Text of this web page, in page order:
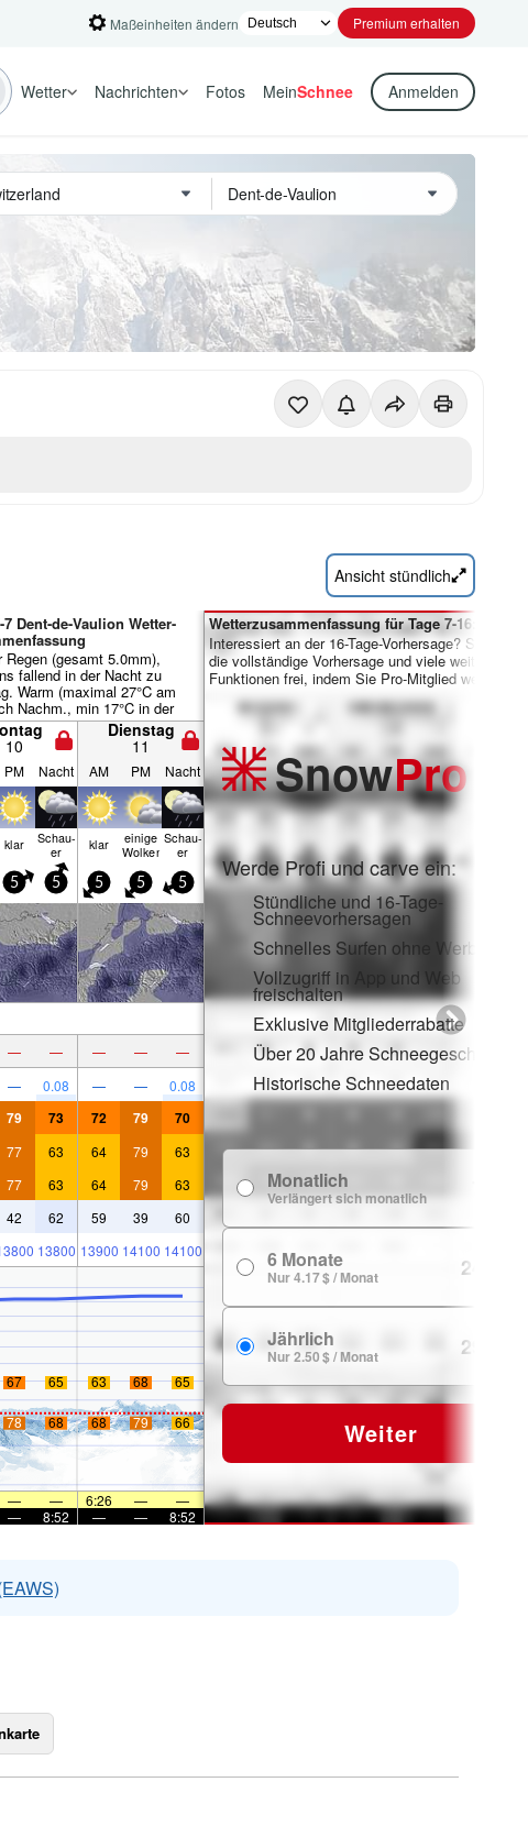
Maßeinheiten ändern Premium erhalten
Wetter Nachrichten Fotos MeinSchnee Anmelden
Ansicht stündlich
7 Dent-de-Vaulion Wetter-
Regen (gesamt 5.0mm),
fallend in der Nacht zu
Warm (maximal 27°C am
Nachm., min 17°C in der
Sonntag). Der Wind bleibt
10
Dienstag
11
PM Nacht AM PM Nacht
klar Schau­
er klar einige
Wolken
Schau­
er
5 5 5 5 5
— — — — —
— 0.08 — — 0.08
79 73 72 79 70
77 63 64 79 63
77 63 64 79 63
42 62 59 39 60
13800 13900 14100 14100
67 65 63 68 65
78 68 68 79 66
— — 6:26 —
—
— 8:52 — — 8:52
Wetterzusammenfassung für Tage 7-16:
Interessiert an der 16-Tage-Vorhersage? Schalten
die vollständige Vorhersage und viele weitere
Funktionen frei, indem Sie Pro-Mitglied werden.
SnowPro
Werde Profi und carve ein:
Stündliche und 16-Tage-
Schneevorhersagen
Schnelles Surfen ohne Werbung
Vollzugriff in App und Web
freischalten
Exklusive Mitgliederrabatte
Über 20 Jahre Schneegeschichte
Historische Schneedaten
Monatlich
Verlängert sich monatlich
6 Monate
Nur 4.17 $ / Monat 24.99 $
Jährlich
Nur 2.50 $ / Monat 29.99 $
Weiter